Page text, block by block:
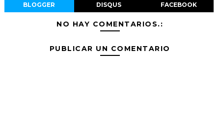
BLOGGER DISQUS FACEBOOK
NO HAY COMENTARIOS.:
PUBLICAR UN COMENTARIO